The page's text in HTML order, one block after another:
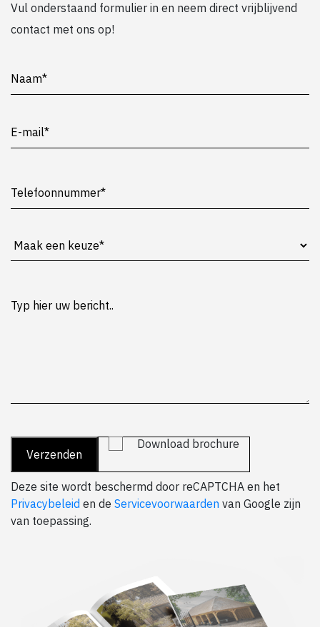
Vul onderstaand formulier in en neem direct vrijblijvend
contact met ons op!
Download brochure
Deze site wordt beschermd door reCAPTCHA en het
Privacybeleid en de Servicevoorwaarden van Google zijn
van toepassing.